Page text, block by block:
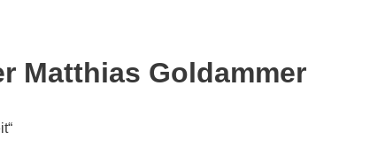
Matthias Goldammer